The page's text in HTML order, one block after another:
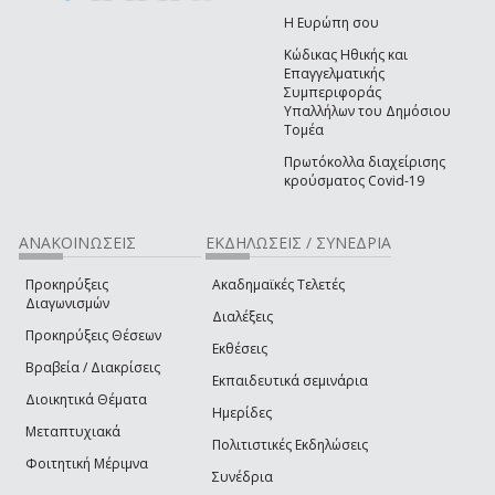
Η Ευρώπη σου
Κώδικας Ηθικής και
Επαγγελματικής
Συμπεριφοράς
Υπαλλήλων του Δημόσιου
Τομέα
Πρωτόκολλα διαχείρισης
κρούσματος Covid-19
ΑΝΑΚΟΙΝΩΣΕΙΣ
Προκηρύξεις
Διαγωνισμών
Προκηρύξεις Θέσεων
Βραβεία / Διακρίσεις
Διοικητικά Θέματα
Μεταπτυχιακά
Φοιτητική Μέριμνα
ΕΚΔΗΛΩΣΕΙΣ / ΣΥΝΕΔΡΙΑ
Ακαδημαϊκές Τελετές
Διαλέξεις
Εκθέσεις
Εκπαιδευτικά σεμινάρια
Ημερίδες
Πολιτιστικές Εκδηλώσεις
Συνέδρια